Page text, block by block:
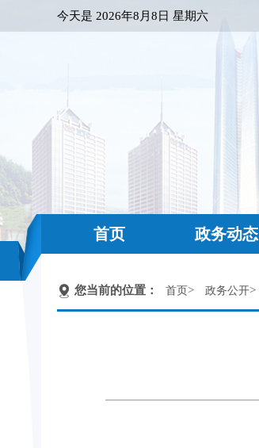
今天是 2026年8月8日 星期六
首页 政务动态
您当前的位置： 首页> 政务公开>